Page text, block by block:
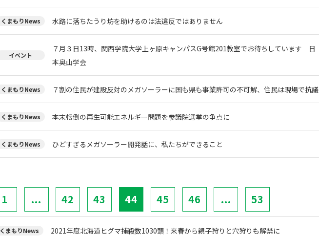
くまもりNews 水路に落ちたうり坊を助けるのは法違反ではありません
イベント
７月３日13時、関西学院大学上ヶ原キャンパスG号館201教室でお待ちしています 日
本奥山学会
くまもりNews ７割の住民が建設反対のメガソーラーに国も県も事業許可の不可解、住民は現場で抗議
くまもりNews 本末転倒の再生可能エネルギー問題を参議院選挙の争点に
くまもりNews ひどすぎるメガソーラー開発話に、私たちができること
1 ... 42 43 44 45 46 ... 53
くまもりNews 2021年度北海道ヒグマ捕殺数1030頭！来春から親子狩りと穴狩りも解禁に